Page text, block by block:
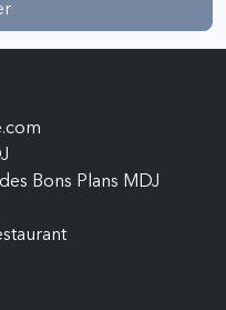
Bons Plans MDJ